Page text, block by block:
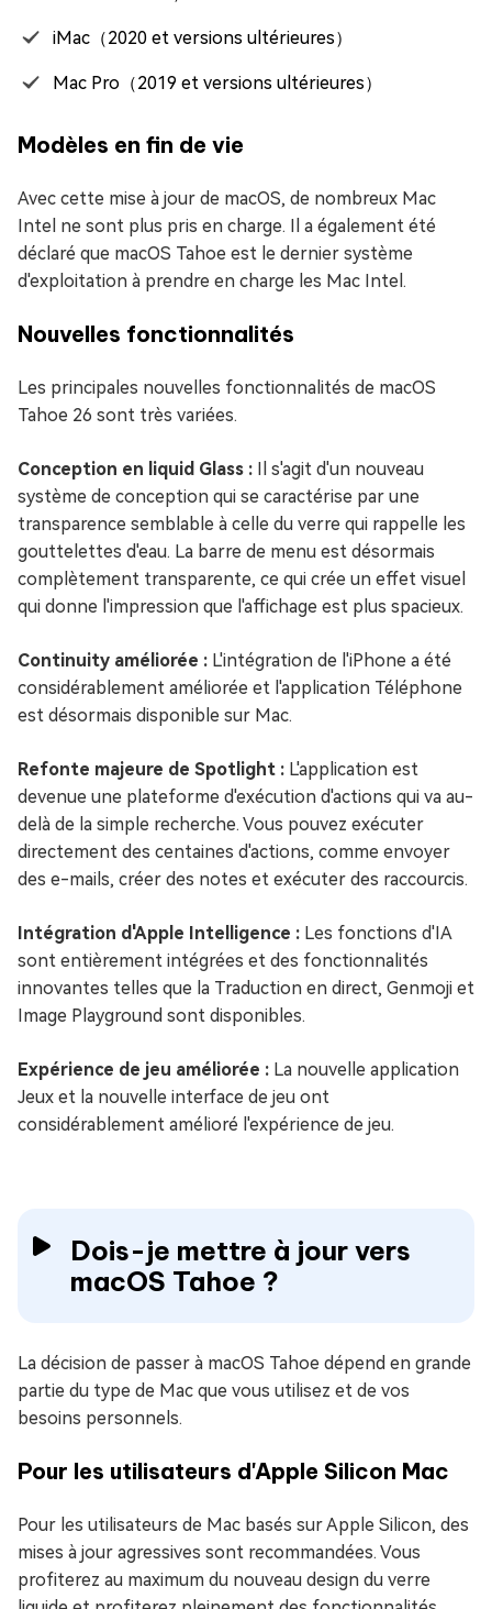
iMac（2020 et versions ultérieures）
Mac Pro（2019 et versions ultérieures）
Modèles en fin de vie
Avec cette mise à jour de macOS, de nombreux Mac
Intel ne sont plus pris en charge. Il a également été
déclaré que macOS Tahoe est le dernier système
d'exploitation à prendre en charge les Mac Intel.
Nouvelles fonctionnalités
Les principales nouvelles fonctionnalités de macOS
Tahoe 26 sont très variées.
Conception en liquid Glass : Il s'agit d'un nouveau
système de conception qui se caractérise par une
transparence semblable à celle du verre qui rappelle les
gouttelettes d'eau. La barre de menu est désormais
complètement transparente, ce qui crée un effet visuel
qui donne l'impression que l'affichage est plus spacieux.
Continuity améliorée : L'intégration de l'iPhone a été
considérablement améliorée et l'application Téléphone
est désormais disponible sur Mac.
Refonte majeure de Spotlight : L'application est
devenue une plateforme d'exécution d'actions qui va au-
delà de la simple recherche. Vous pouvez exécuter
directement des centaines d'actions, comme envoyer
des e-mails, créer des notes et exécuter des raccourcis.
Intégration d'Apple Intelligence : Les fonctions d'IA
sont entièrement intégrées et des fonctionnalités
innovantes telles que la Traduction en direct, Genmoji et
Image Playground sont disponibles.
Expérience de jeu améliorée : La nouvelle application
Jeux et la nouvelle interface de jeu ont
considérablement amélioré l'expérience de jeu.
Dois-je mettre à jour vers
macOS Tahoe ?
La décision de passer à macOS Tahoe dépend en grande
partie du type de Mac que vous utilisez et de vos
besoins personnels.
Pour les utilisateurs d'Apple Silicon Mac
Pour les utilisateurs de Mac basés sur Apple Silicon, des
mises à jour agressives sont recommandées. Vous
profiterez au maximum du nouveau design du verre